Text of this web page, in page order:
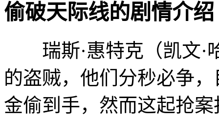
偷破天际线的剧情介绍 ·
瑞斯·惠特克（凯文·
的盗贼，他们分秒必争
金偷到手，然而这起抢